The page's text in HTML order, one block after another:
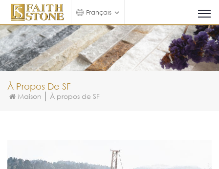
Français
À Propos De SF
Maison À propos de SF